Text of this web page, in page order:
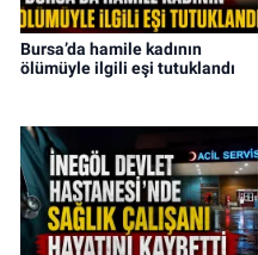
Bursa’da hamile kadının
ölümüyle ilgili eşi tutuklandı